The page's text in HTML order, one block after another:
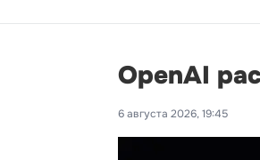
OpenAI
6 августа 2026, 19:45